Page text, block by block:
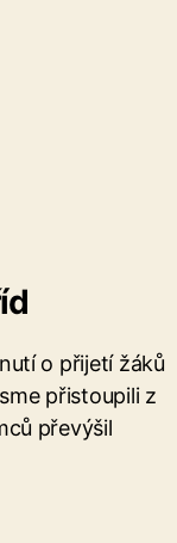
o přijetí žáků
přistoupili z
převýšil